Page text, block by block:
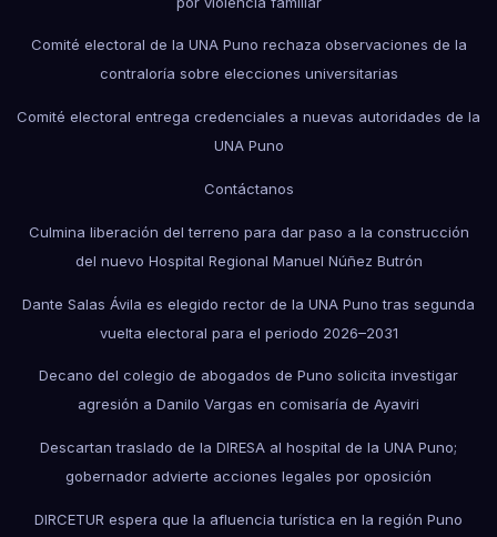
Comité electoral de la UNA Puno rechaza observaciones de la
contraloría sobre elecciones universitarias
Comité electoral entrega credenciales a nuevas autoridades de la
UNA Puno
Contáctanos
Culmina liberación del terreno para dar paso a la construcción
del nuevo Hospital Regional Manuel Núñez Butrón
Dante Salas Ávila es elegido rector de la UNA Puno tras segunda
vuelta electoral para el periodo 2026–2031
Decano del colegio de abogados de Puno solicita investigar
agresión a Danilo Vargas en comisaría de Ayaviri
Descartan traslado de la DIRESA al hospital de la UNA Puno;
gobernador advierte acciones legales por oposición
DIRCETUR espera que la afluencia turística en la región Puno